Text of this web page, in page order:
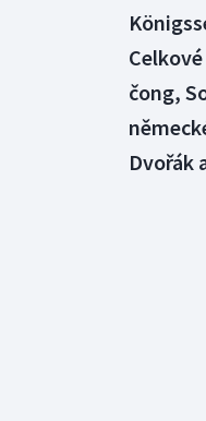
čong,
Dvořák